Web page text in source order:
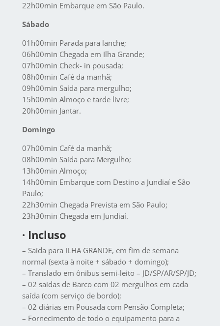
22h00min Embarque em São Paulo.
Sábado
01h00min Parada para lanche;
06h00min Chegada em Ilha Grande;
07h00min Check- in pousada;
08h00min Café da manhã;
09h00min Saída para mergulho;
15h00min Almoço e tarde livre;
20h00min Jantar.
Domingo
07h00min Café da manhã;
08h00min Saída para Mergulho;
13h00min Almoço;
14h00min Embarque com Destino a Jundiaí e São
Paulo;
22h30min Chegada Prevista em São Paulo;
23h30min Chegada em Jundiaí.
· Incluso
– Saída para ILHA GRANDE, em fim de semana
normal (sexta à noite + sábado + domingo);
– Translado em ônibus semi-leito – JD/SP/AR/SP/JD;
– 02 saídas de Barco com 02 mergulhos em cada
saída (com serviço de bordo);
– 02 diárias em Pousada com Pensão Completa;
– Fornecimento de todo o equipamento para a